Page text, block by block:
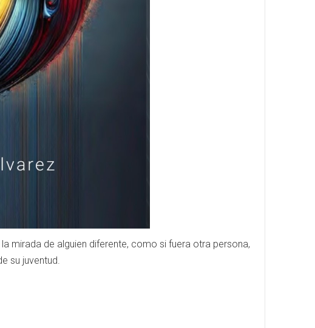
mirada de alguien diferente, como si fuera otra persona,
su juventud.